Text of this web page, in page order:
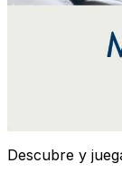
Descubre y